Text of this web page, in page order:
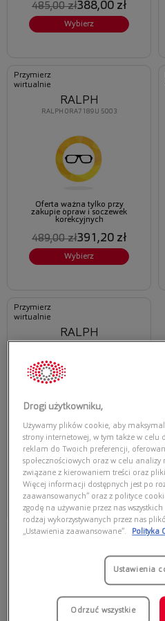
485,00 zł388,00 zł
Wybierz
Przymierz
wirtualnie
RALPH 0RA7189U 5003
RALPH
Oferta ważna tylko przy
zakupie opraw i soczewek
korekcyjnych
489,00 zł391,20 zł
Wybierz
Przymierz
wirtualnie
RALPH 0RA6063 9443
RALPH
Oferta ważna tylko przy
zakupie opraw i soczewek
korekcyjnych
529,00 zł423,20 zł
Wybierz
Oprawki do okularówpełnią
estetyczną. To element, który
soczewek względem źrenic,
komfort noszenia. Właściwie
jakość widzenia, wygodę
Drogi użytkowniku,
Używamy plików cookie, aby
strony internetowej, w tym także w celu
reklam do Twoich preferencji,
społecznościowych oraz w celu
związane z kierowaniem treści oraz
Więcej informacji dostępnych jest po
zaawansowanych” oraz z polityce
zgodę na używanie przez nas
rodzaj wykorzystywanych przez nas
„Ustawienia zaawansowane”.
Polityka
Ustawienia
Odrzuć wszystkie